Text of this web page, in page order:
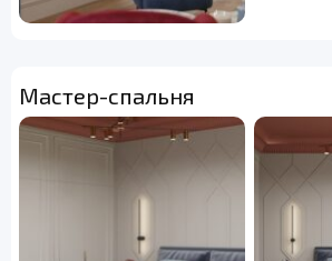
Мастер-спальня